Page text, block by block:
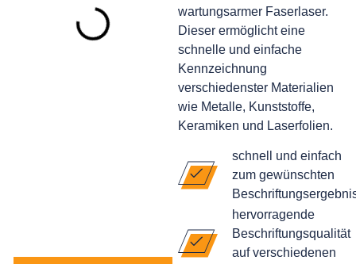
wartungsarmer Faserlaser.
Dieser ermöglicht eine
schnelle und einfache
Kennzeichnung
verschiedenster Materialien
wie Metalle, Kunststoffe,
Keramiken und Laserfolien.
schnell und einfach
zum gewünschten
hervorragende
Beschriftungsqualität
auf verschiedenen